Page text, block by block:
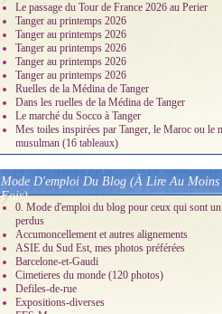
Le passage du Tour de France 2026 au Perier
Tanger au printemps 2026
Tanger au printemps 2026
Tanger au printemps 2026
Tanger au printemps 2026
Tanger au printemps 2026
Ruelles de la Médina de Tanger
Dans les ruelles de la Médina de Tanger
Le marché du Socco à Tanger
Mes toiles inspirées par Tanger, le Maroc ou le
musulman (16 tableaux)
Mode D'emploi Du Blog (À Lire Au Moins
Fois)
0. Mode d'emploi du blog pour ceux qui sont
perdus
Accumoncellement et autres alignements
ASIE du Sud Est, mes photos préférées
Barcelone-et-Gaudi
Cimetieres du monde (120 photos)
Defiles-de-rue
Expositions-diverses